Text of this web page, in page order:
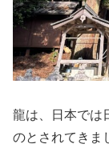
龍は、日本では
のとされてきま